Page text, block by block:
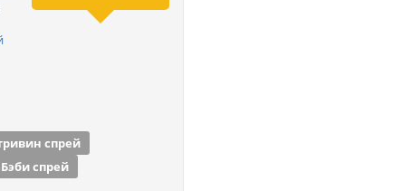
спрей
спрей